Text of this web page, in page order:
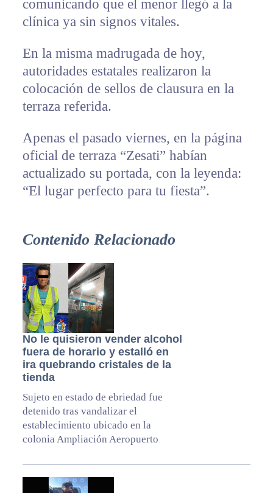
comunicando que el menor llegó a la
clínica ya sin signos vitales.
En la misma madrugada de hoy,
autoridades estatales realizaron la
colocación de sellos de clausura en la
terraza referida.
Apenas el pasado viernes, en la página
oficial de terraza “Zesati” habían
actualizado su portada, con la leyenda:
“El lugar perfecto para tu fiesta”.
Contenido Relacionado
No le quisieron vender alcohol
fuera de horario y estalló en
ira quebrando cristales de la
tienda
Sujeto en estado de ebriedad fue
detenido tras vandalizar el
establecimiento ubicado en la
colonia Ampliación Aeropuerto